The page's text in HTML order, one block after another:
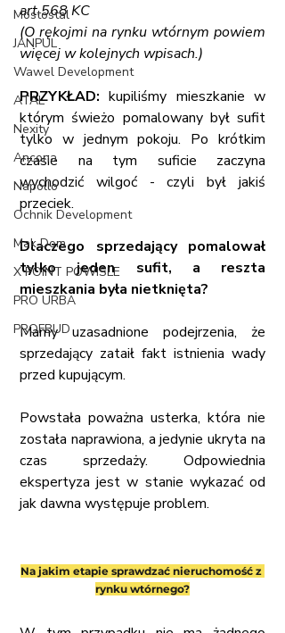
Mostostal
JANPUL
Wawel Development
ATAL
Nexity
Ancona
Napollo
Ochnik Development
Mak Dom
X POINT POWISLE
PRO URBA
PROFBUD
art.568 KC
(O rękojmi na rynku wtórnym powiem
więcej w kolejnych wpisach.)
PRZYKŁAD: kupiliśmy mieszkanie w
którym świeżo pomalowany był sufit
tylko w jednym pokoju. Po krótkim
czasie na tym suficie zaczyna
wychodzić wilgoć - czyli był jakiś
przeciek.
Dlaczego sprzedający pomalował
tylko jeden sufit, a reszta
mieszkania była nietknięta?
Mamy uzasadnione podejrzenia, że
sprzedający zataił fakt istnienia wady
przed kupującym.
Powstała poważna usterka, która nie
została naprawiona, a jedynie ukryta na
czas sprzedaży. Odpowiednia
ekspertyza jest w stanie wykazać od
jak dawna występuje problem.
Na jakim etapie sprawdzać nieruchomość z
rynku wtórnego?